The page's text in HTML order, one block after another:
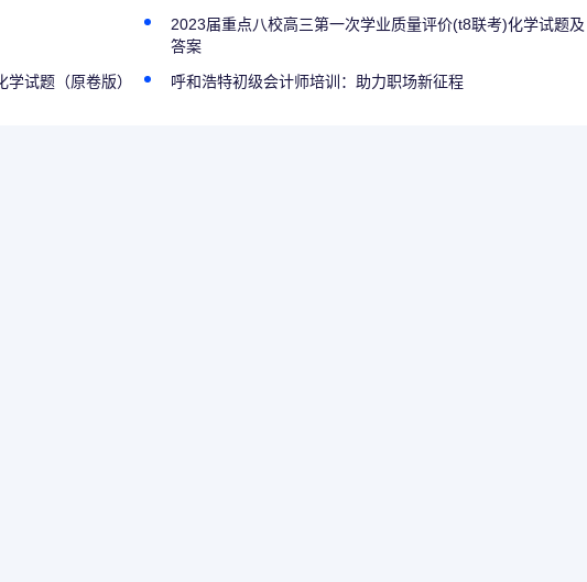
2023届重点八校高三第一次学业质量评价(t8联考)化学试题及
答案
试题（原卷版）
呼和浩特初级会计师培训：助力职场新征程